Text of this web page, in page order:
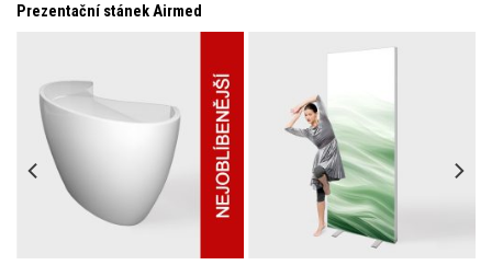
Prezentační stánek Airmed